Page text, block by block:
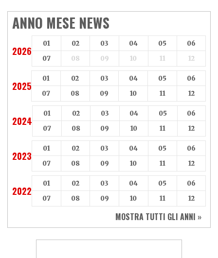
ANNO MESE NEWS
2026
01 02 03 04 05
06
07
08 09 10 11 12
2025
01 02 03 04 05
06
07
08 09 10 11 12
2024
01 02 03 04 05
06
07
08 09 10 11 12
2023
01 02 03 04 05
06
07
08 09 10 11 12
2022
01 02 03 04 05
06
07
08 09 10 11 12
MOSTRA TUTTI GLI ANNI »